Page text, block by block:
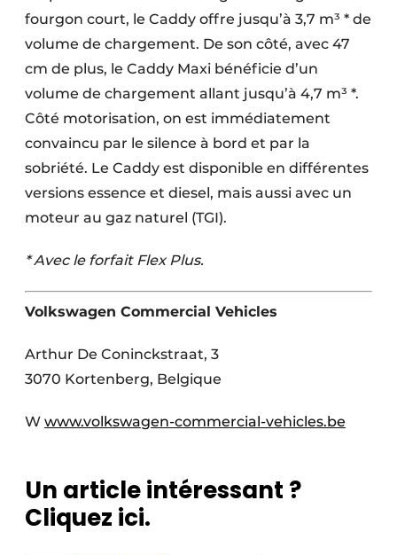
fourgon court, le Caddy offre jusqu’à 3,7 m³ * de
volume de chargement. De son côté, avec 47
cm de plus, le Caddy Maxi bénéficie d’un
volume de chargement allant jusqu’à 4,7 m³ *.
Côté motorisation, on est immédiatement
convaincu par le silence à bord et par la
sobriété. Le Caddy est disponible en différentes
versions essence et diesel, mais aussi avec un
moteur au gaz naturel (TGI).
* Avec le forfait Flex Plus.
Volkswagen Commercial Vehicles
Arthur De Coninckstraat, 3
3070 Kortenberg, Belgique
W www.volkswagen-commercial-vehicles.be
Un article intéressant ?
Cliquez ici.